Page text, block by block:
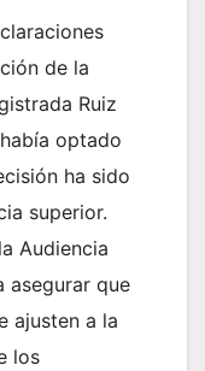
de la
Ruiz
optado
ha sido
superior.
Audiencia
asegurar que
ajusten a la
los